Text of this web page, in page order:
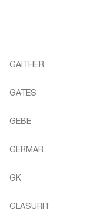
GAITHER
GATES
GEBE
GERMAR
GK
GLASURIT